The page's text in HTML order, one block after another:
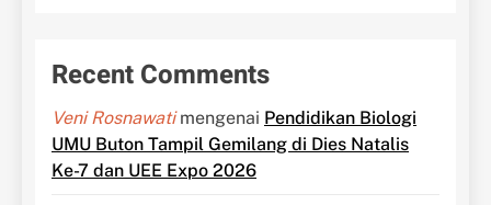
Recent Comments
Veni Rosnawatimengenai Pendidikan Biologi
UMU Buton Tampil Gemilang di Dies Natalis
Ke-7 dan UEE Expo 2026